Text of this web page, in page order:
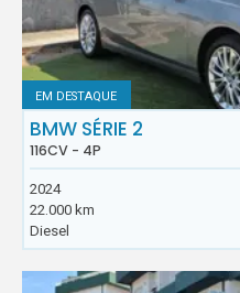
EM DESTAQUE
BMW SÉRIE 2
116CV - 4P
2024
22.000 km
Diesel